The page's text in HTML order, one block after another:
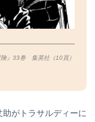
険』33巻 集英社（10頁）
助がトラサルディーに